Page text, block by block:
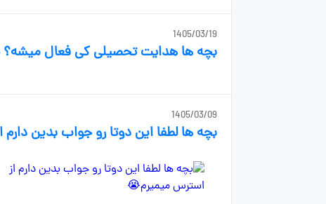
1405/03/19
بچه ها هدایت تحصیلی کی فعال میشه؟
1405/03/09
بچه ها لطفا این دوتا رو جواب بدین